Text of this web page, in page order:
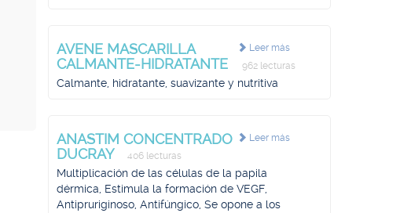
Leer más
AVENE MASCARILLA
CALMANTE-HIDRATANTE
962 lecturas
Calmante, hidratante, suavizante y nutritiva
Leer más
ANASTIM CONCENTRADO
DUCRAY
406 lecturas
Multiplicación de las células de la papila
dérmica, Estimula la formación de VEGF,
Antipruriginoso, Antifúngico, Se opone a los